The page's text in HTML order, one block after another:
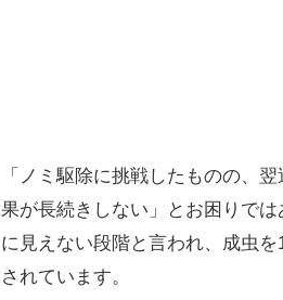
「ノミ駆除に挑戦したものの、
果が長続きしない」とお困りで
に見えない段階と言われ、成虫
されています。